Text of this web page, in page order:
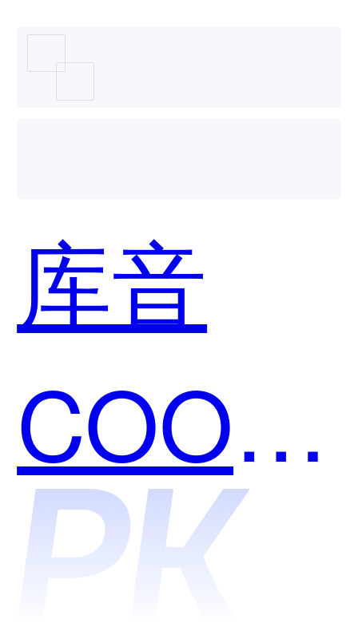
用？
库音
和智慧